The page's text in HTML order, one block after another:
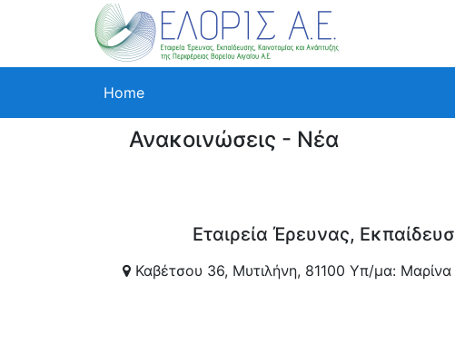
Home
Ανακοινώσεις - Νέα
Εταιρεία Έρευνας,
Καβέτσου 36, Μυτιλήνη, 81100 Υπ/μα: